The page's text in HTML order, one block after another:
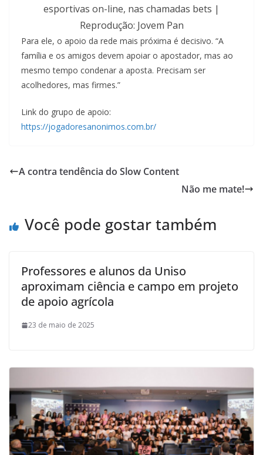
esportivas on-line, nas chamadas bets |
Reprodução: Jovem Pan
Para ele, o apoio da rede mais próxima é decisivo. “A
família e os amigos devem apoiar o apostador, mas ao
mesmo tempo condenar a aposta. Precisam ser
acolhedores, mas firmes.”
Link do grupo de apoio:
https://jogadoresanonimos.com.br/
A contra tendência do Slow Content
Não me mate!
Você pode gostar também
Professores e alunos da Uniso
aproximam ciência e campo em projeto
de apoio agrícola
23 de maio de 2025